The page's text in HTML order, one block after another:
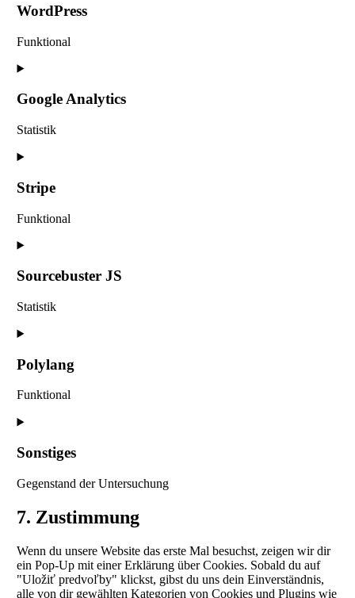
service
WordPress
Funktional
Consent
service
wordpress
Google Analytics
Statistik
Consent
service
google-
analytics
Stripe
Funktional
Consent
service
Sourcebuster JS
Statistik
Consent
service
sourcebuster-
js
Polylang
Funktional
Consent
service
polylang
Sonstiges
Gegenstand der Untersuchung
Consent
to
sonstiges
7. Zustimmung
Wenn du unsere Website das erste Mal besuchst, zeigen wir dir
ein Pop-Up mit einer Erklärung über Cookies. Sobald du auf
"Uložiť predvoľby" klickst, gibst du uns dein Einverständnis,
alle von dir gewählten Kategorien von Cookies und Plugins wie